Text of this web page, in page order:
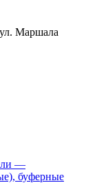
Маршала
—
буферные